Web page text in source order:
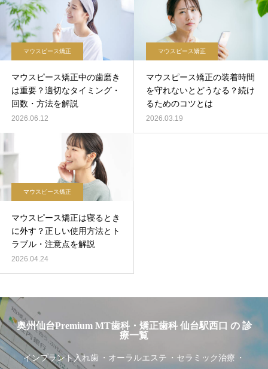
マウスピース矯正
マウスピース矯正中の歯磨き
は重要？適切なタイミング・
回数・方法を解説
2026.06.12
マウスピース矯正
マウスピース矯正の装着時間
を守れないとどうなる？続け
るためのコツとは
2026.03.19
マウスピース矯正
マウスピース矯正は寝るとき
に外す？正しい使用方法とト
ラブル・注意点を解説
2026.04.24
奥州仙台Premium MT歯科・矯正歯科 仙台駅西口 の 診
療一覧
インプラント入れ歯 オーラルエステ
セラミック治療